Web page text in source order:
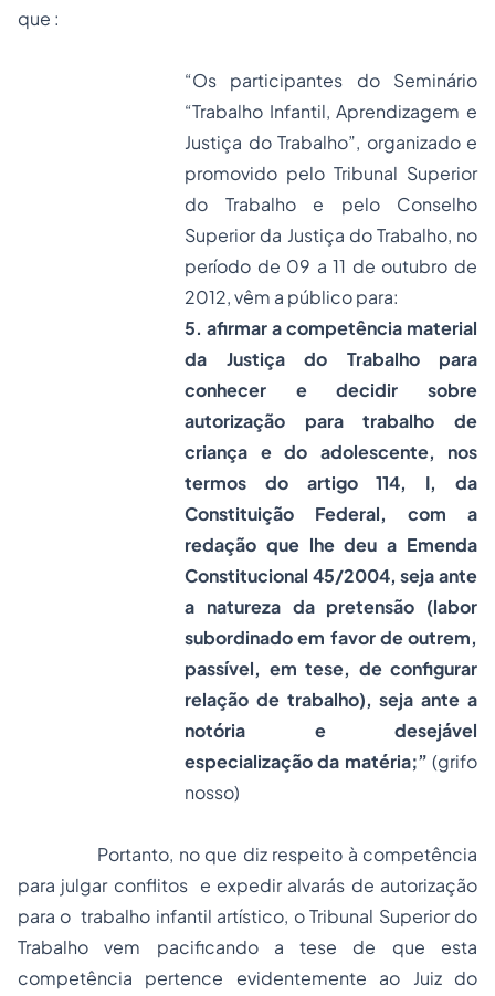
que :
“Os participantes do Seminário
“Trabalho Infantil, Aprendizagem e
Justiça do Trabalho”, organizado e
promovido pelo Tribunal Superior
do Trabalho e pelo Conselho
Superior da Justiça do Trabalho, no
período de 09 a 11 de outubro de
2012, vêm a público para:
5. afirmar a competência material
da Justiça do Trabalho para
conhecer e decidir sobre
autorização para trabalho de
criança e do adolescente, nos
termos do artigo 114, I, da
Constituição Federal, com a
redação que lhe deu a Emenda
Constitucional 45/2004, seja ante
a natureza da pretensão (labor
subordinado em favor de outrem,
passível, em tese, de configurar
relação de trabalho), seja ante a
notória e desejável
especialização da matéria;” (grifo
nosso)
Portanto, no que diz respeito à competência
para julgar conflitos e expedir alvarás de autorização
para o trabalho infantil artístico, o Tribunal Superior do
Trabalho vem pacificando a tese de que esta
competência pertence evidentemente ao Juiz do